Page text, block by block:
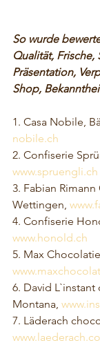
So wurde
Qualität, Frische,
Präsentation,
Shop,
1. Casa Nobile,
nobile.ch
2. Confiserie
www.spruengli.ch
3. Fabian Rimann
Wettingen,
4. Confiserie
www.honold.ch
5. Max
6. David L`instant
Montana,
7. Läderach